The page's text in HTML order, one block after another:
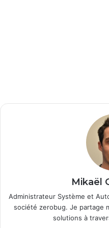
Mikaël
Administrateur Système et
société zerobug. Je partage
solutions à